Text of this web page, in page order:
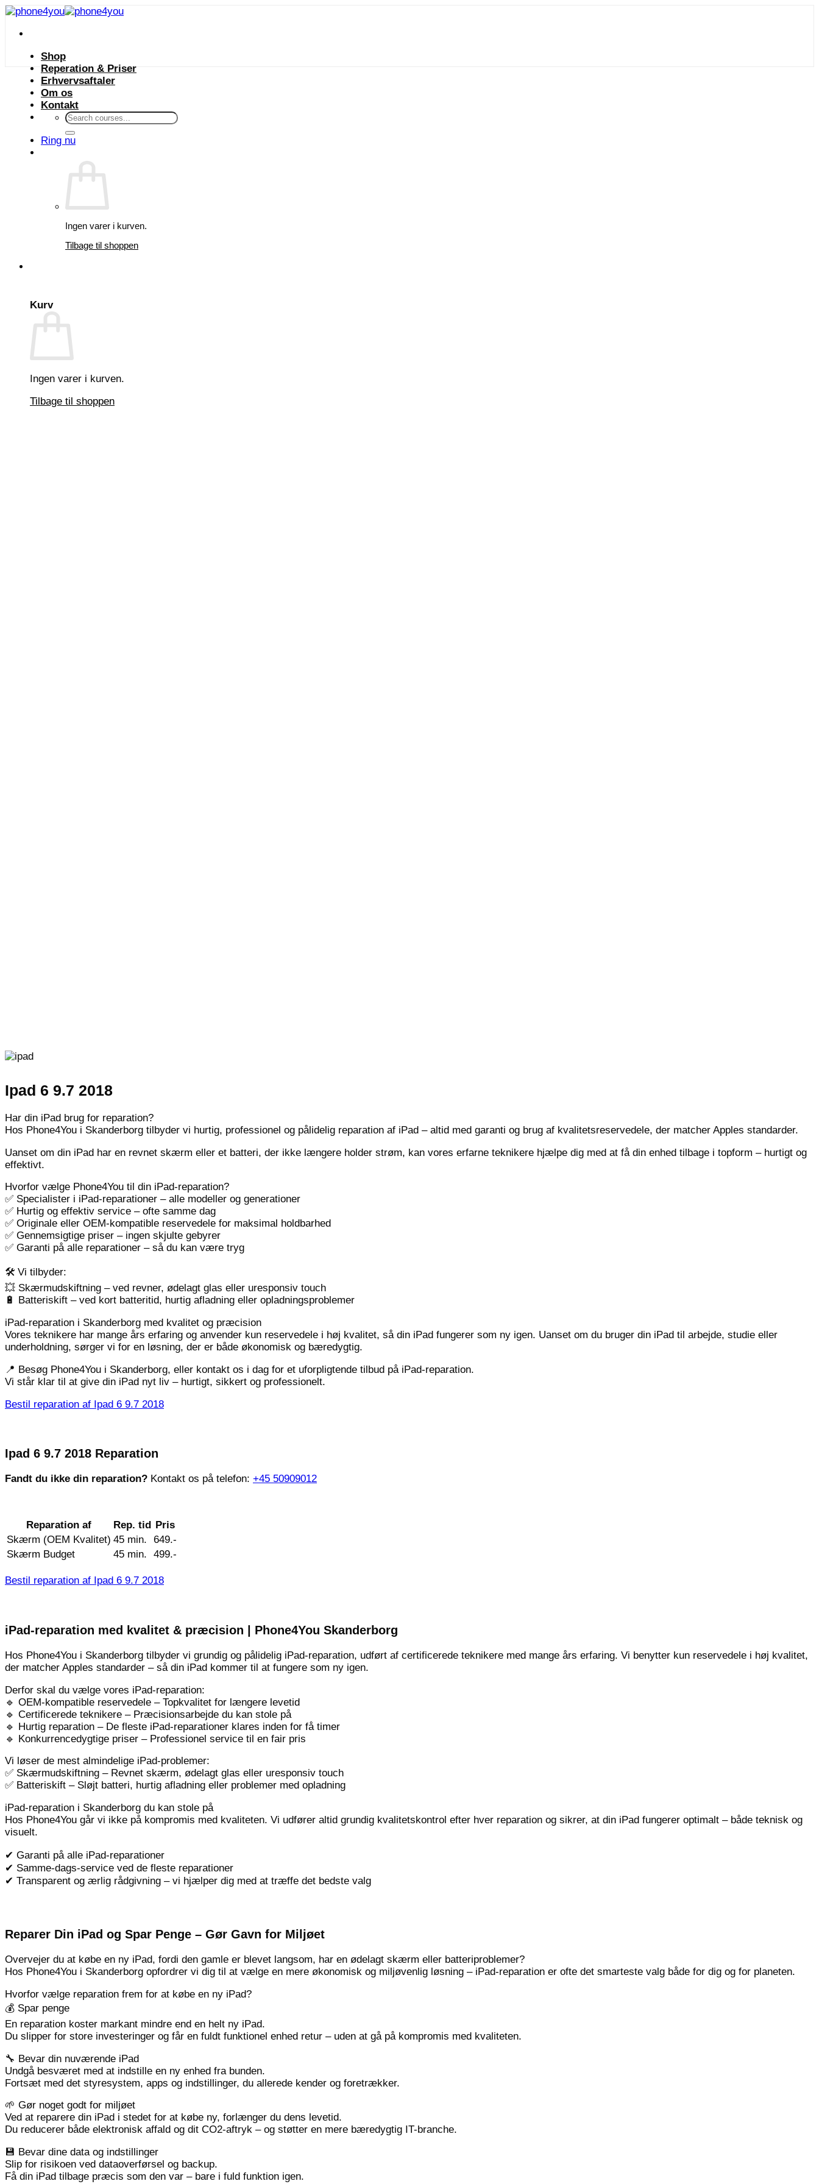
Fortsæt
indhold
Shop
Reperation & Priser
Erhvervsaftaler
Om os
Kontakt
Søg
efter:
Ring nu
Ingen varer i kurven.
Tilbage til shoppen
Kurv
Ingen varer i kurven.
Tilbage til shoppen
Ipad 6 9.7 2018
Har din iPad brug for reparation?
Hos Phone4You i Skanderborg tilbyder vi hurtig, professionel og pålidelig reparation af iPad – altid med garanti og brug af kvalitetsreservedele, der matcher Apples standarder.
Uanset om din iPad har en revnet skærm eller et batteri, der ikke længere holder strøm, kan vores erfarne teknikere hjælpe dig med at få din enhed tilbage i topform – hurtigt og
effektivt.
Hvorfor vælge Phone4You til din iPad-reparation?
✅ Specialister i iPad-reparationer – alle modeller og generationer
✅ Hurtig og effektiv service – ofte samme dag
✅ Originale eller OEM-kompatible reservedele for maksimal holdbarhed
✅ Gennemsigtige priser – ingen skjulte gebyrer
✅ Garanti på alle reparationer – så du kan være tryg
🛠 Vi tilbyder:
💥 Skærmudskiftning – ved revner, ødelagt glas eller uresponsiv touch
🔋 Batteriskift – ved kort batteritid, hurtig afladning eller opladningsproblemer
iPad-reparation i Skanderborg med kvalitet og præcision
Vores teknikere har mange års erfaring og anvender kun reservedele i høj kvalitet, så din iPad fungerer som ny igen. Uanset om du bruger din iPad til arbejde, studie eller
underholdning, sørger vi for en løsning, der er både økonomisk og bæredygtig.
📍 Besøg Phone4You i Skanderborg, eller kontakt os i dag for et uforpligtende tilbud på iPad-reparation.
Vi står klar til at give din iPad nyt liv – hurtigt, sikkert og professionelt.
Bestil reparation af Ipad 6 9.7 2018
Ipad 6 9.7 2018 Reparation
Fandt du ikke din reparation? Kontakt os på telefon: +45 50909012
Reparation af Rep. tid
Pris
Skærm (OEM Kvalitet) 45 min.
649.-
Skærm Budget
45 min. 499.-
Bestil reparation af Ipad 6 9.7 2018
iPad-reparation med kvalitet & præcision | Phone4You Skanderborg
Hos Phone4You i Skanderborg tilbyder vi grundig og pålidelig iPad-reparation, udført af certificerede teknikere med mange års erfaring. Vi benytter kun reservedele i høj kvalitet,
der matcher Apples standarder – så din iPad kommer til at fungere som ny igen.
Derfor skal du vælge vores iPad-reparation:
🔹 OEM-kompatible reservedele – Topkvalitet for længere levetid
🔹 Certificerede teknikere – Præcisionsarbejde du kan stole på
🔹 Hurtig reparation – De fleste iPad-reparationer klares inden for få timer
🔹 Konkurrencedygtige priser – Professionel service til en fair pris
Vi løser de mest almindelige iPad-problemer:
✅ Skærmudskiftning – Revnet skærm, ødelagt glas eller uresponsiv touch
✅ Batteriskift – Sløjt batteri, hurtig afladning eller problemer med opladning
iPad-reparation i Skanderborg du kan stole på
Hos Phone4You går vi ikke på kompromis med kvaliteten. Vi udfører altid grundig kvalitetskontrol efter hver reparation og sikrer, at din iPad fungerer optimalt – både teknisk og
visuelt.
✔ Garanti på alle iPad-reparationer
✔ Samme-dags-service ved de fleste reparationer
✔ Transparent og ærlig rådgivning – vi hjælper dig med at træffe det bedste valg
Reparer Din iPad og Spar Penge – Gør Gavn for Miljøet
Overvejer du at købe en ny iPad, fordi den gamle er blevet langsom, har en ødelagt skærm eller batteriproblemer?
Hos Phone4You i Skanderborg opfordrer vi dig til at vælge en mere økonomisk og miljøvenlig løsning – iPad-reparation er ofte det smarteste valg både for dig og for planeten.
Hvorfor vælge reparation frem for at købe en ny iPad?
💰 Spar penge
En reparation koster markant mindre end en helt ny iPad.
Du slipper for store investeringer og får en fuldt funktionel enhed retur – uden at gå på kompromis med kvaliteten.
🔧 Bevar din nuværende iPad
Undgå besværet med at indstille en ny enhed fra bunden.
Fortsæt med det styresystem, apps og indstillinger, du allerede kender og foretrækker.
🌱 Gør noget godt for miljøet
Ved at reparere din iPad i stedet for at købe ny, forlænger du dens levetid.
Du reducerer både elektronisk affald og dit CO2-aftryk – og støtter en mere bæredygtig IT-branche.
💾 Bevar dine data og indstillinger
Slip for risikoen ved dataoverførsel og backup.
Få din iPad tilbage præcis som den var – bare i fuld funktion igen.